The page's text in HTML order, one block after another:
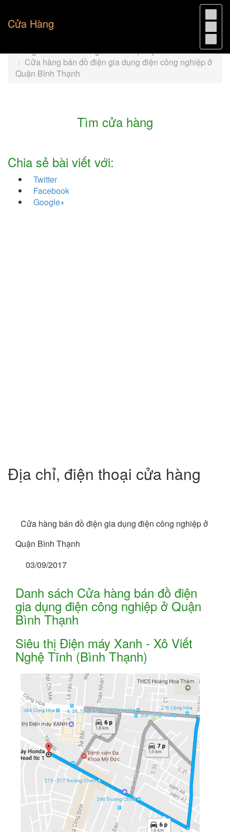
Cửa Hàng
Trang chủ
Cửa hàng bán đồ điện TpHCM
Cửa hàng bán đồ điện gia dụng điện công nghiệp ở
Quận Bình Thạnh
Tìm cửa hàng
Chia sẻ bài viết với:
Twitter
Facebook
Google+
Địa chỉ, điện thoại cửa hàng
Cửa hàng bán đồ điện gia dụng điện công nghiệp ở
Quận Bình Thạnh
03/09/2017
Danh sách Cửa hàng bán đồ điện
gia dụng điện công nghiệp ở Quận
Bình Thạnh
Siêu thị Điện máy Xanh - Xô Viết
Nghệ Tĩnh (Bình Thạnh)